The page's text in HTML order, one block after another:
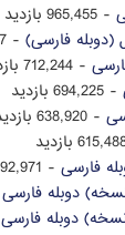
- 965,455 بازدید
- 834,577 بازدید
- 712,244 بازدید
- 694,225 بازدید
- 638,920 بازدید
فارسی - 592,971 بازدید
دوبله فارسی
دوبله فارسی